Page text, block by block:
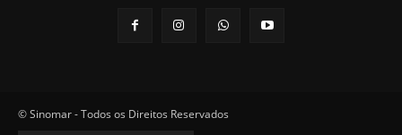
© Sinomar - Todos os Direitos Reservados